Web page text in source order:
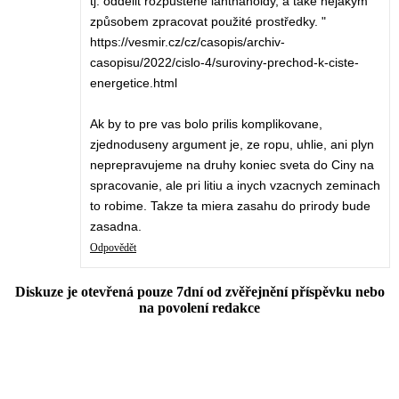
způsobem zpracovat použité prostředky. "
https://vesmir.cz/cz/casopis/archiv-
casopisu/2022/cislo-4/suroviny-prechod-k-ciste-
energetice.html
Ak by to pre vas bolo prilis komplikovane,
zjednoduseny argument je, ze ropu, uhlie, ani plyn
neprepravujeme na druhy koniec sveta do Ciny na
spracovanie, ale pri litiu a inych vzacnych zeminach
to robime. Takze ta miera zasahu do prirody bude
zasadna.
Odpovědět
Diskuze je otevřená pouze 7dní od zvěřejnění příspěvku nebo
na povolení redakce